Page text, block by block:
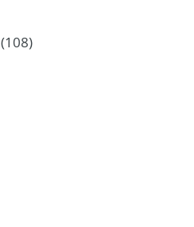
(108)